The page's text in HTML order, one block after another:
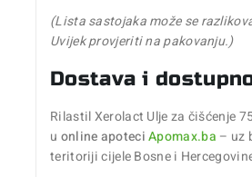
(Lista sastojaka može se
Uvijek provjeriti na pakovanju.)
Dostava i
Rilastil Xerolact Ulje za čišćenje
u online apoteciApomax.ba – uz
teritoriji cijele Bosne i